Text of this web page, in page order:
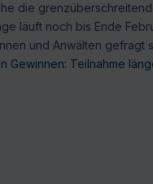
die
läuft noch bis Ende
und Anwälten gefragt
Gewinnen: Teilnahme